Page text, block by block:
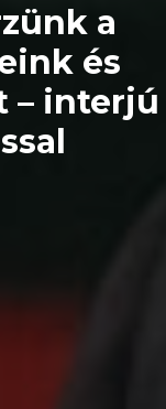
a
és
– interjú